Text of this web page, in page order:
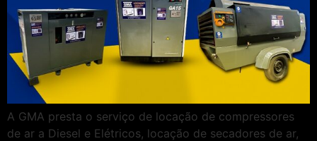
A GMA presta o serviço de locação de compressores
de ar a Diesel e Elétricos, locação de secadores de ar,